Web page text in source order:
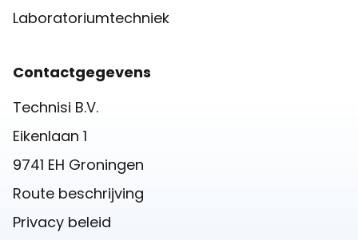
Laboratoriumtechniek
Contactgegevens
Technisi B.V.
Eikenlaan 1
9741 EH Groningen
Route beschrijving
Privacy beleid